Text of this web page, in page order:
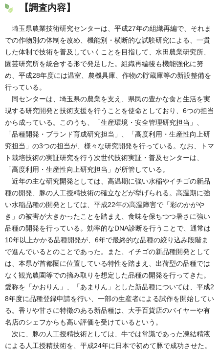
【調査内容】
埼玉県農業技術研究センターは、平成27年の組織再編で、それま
での作物別の体制を改め、機能別・横断的な試験研究による、一貫
した体制で技術を普及していくことを目指して、水田農業研究所、
園芸研究所を統合する形で発足した。組織再編後も機能強化に努
め、平成28年度には温室、農機具庫、作物の貯蔵庫等の新設整備を
行っている。
同センターは、埼玉県の農業を支え、県民の豊かな食と生活を実
現する研究開発と技術支援を行うことを使命としており、6つの担当
から成っている。このうち、「生産環境・安全管理研究担当」、
「品種開発・ブランド育成研究担当」、「高度利用・生産性向上研
究担当」の3つの担当が、様々な研究開発を行っている。なお、トマ
ト栽培技術の実証研究を行う次世代技術実証・普及センターは、
「高度利用・生産性向上研究担当」が所管している。
近年の主な研究開発としては、高温期に強い水稲やイチゴの新品
種の開発、豚の人工授精技術の確立などが挙げられる。高温期に強
い水稲品種の開発としては、平成22年の高温障害で「彩のかがや
き」の被害が大きかったことを踏まえ、食味を保ちつつ暑さに強い
品種の開発を行っている。効率的なDNA診断を行うことで、通常は
10年以上かかる品種開発が、6年で最終的な品種の絞り込み段階ま
で進んでいるとのことであった。また、イチゴの新品種開発として
は、本県が首都圏に位置している特性を踏まえ、出荷型の品種では
なく観光農園等での摘み取りを想定した品種の開発を行ってきた。
愛称を「かおりん」、「あまりん」とした新品種については、平成2
8年度に品種登録申請を行い、一部の生産者による試作を開始してい
る。香りや甘さに特徴のある新品種は、大手百貨店のバイヤーや有
名店のシェフからも高い評価を受けているという。
次に、豚の人工授精技術としては、牛では常識であった凍結精液
による人工授精技術を、平成24年に日本で初めて豚で成功させた。